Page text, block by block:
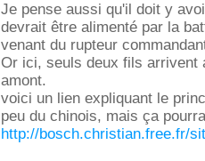
Je pense aussi qu'il doit y
devrait être alimenté par la
venant du rupteur
Or ici, seuls deux fils arrivent
amont.
voici un lien expliquant le
peu du chinois, mais ça
http://bosch.christian.free.fr/